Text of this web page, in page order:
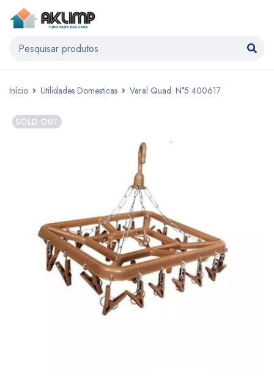
Início Utilidades Domesticas Varal Quad. N°5 400617
SOLD OUT